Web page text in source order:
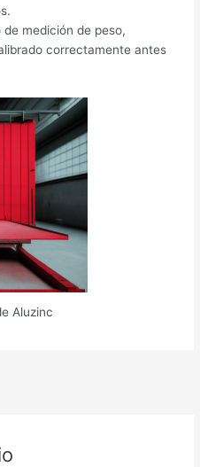
medición de peso,
correctamente antes
Aluzinc